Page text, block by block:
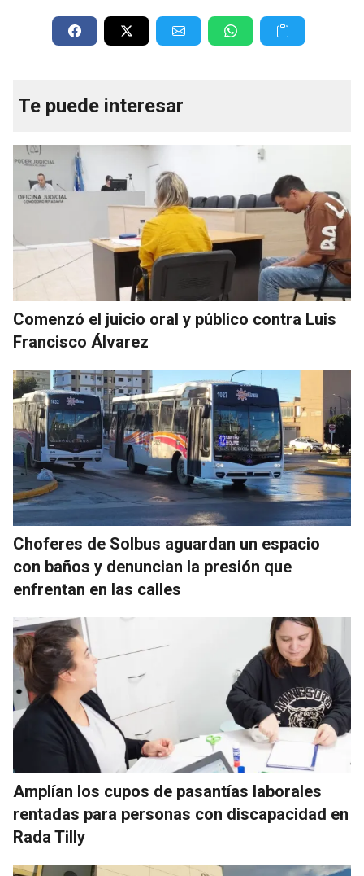
Te puede interesar
Comenzó el juicio oral y público contra Luis
Francisco Álvarez
Choferes de Solbus aguardan un espacio
con baños y denuncian la presión que
enfrentan en las calles
Amplían los cupos de pasantías laborales
rentadas para personas con discapacidad en
Rada Tilly